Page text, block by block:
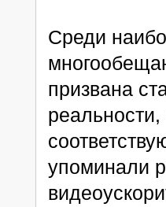
Среди
призвана
упоминали